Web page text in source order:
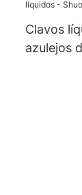
dos
mayor -
Clavos
azulejos